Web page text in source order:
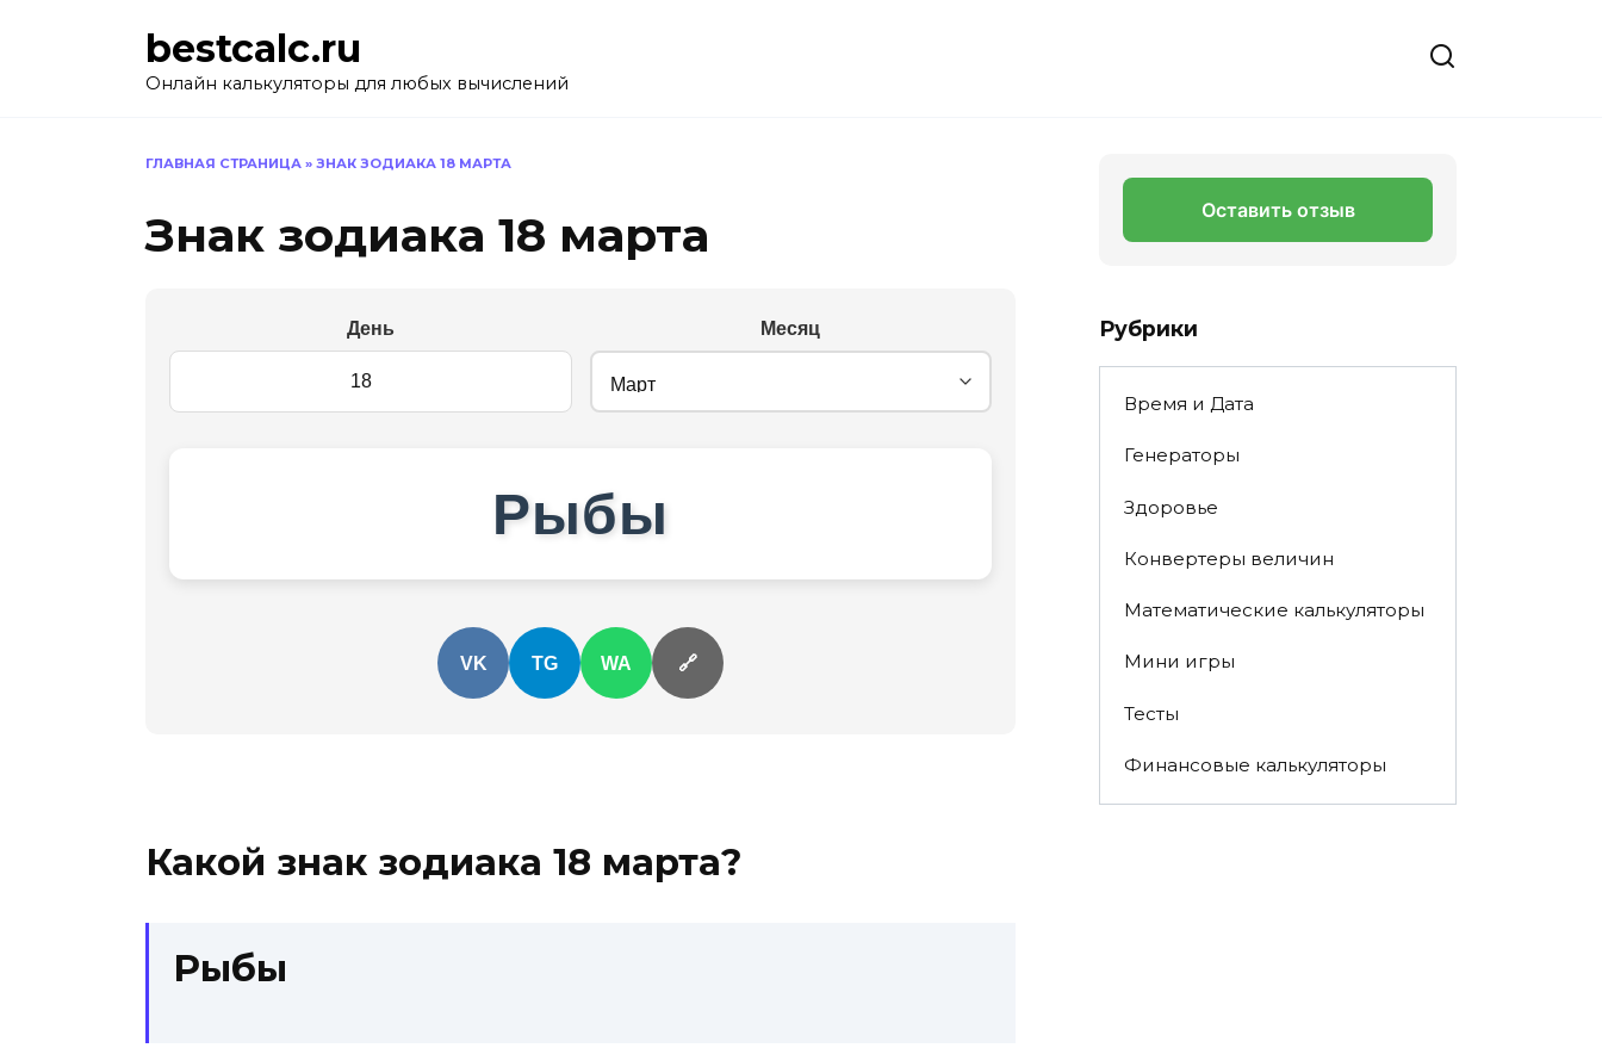
bestcalc.ru
Онлайн калькуляторы для любых вычислений
ГЛАВНАЯ СТРАНИЦА » ЗНАК ЗОДИАКА 18 МАРТА
Знак зодиака 18 марта
День Месяц
Рыбы
VK TG WA 🔗
Какой знак зодиака 18 марта?
Рыбы
Оставить отзыв
Рубрики
Время и Дата
Генераторы
Здоровье
Конвертеры величин
Математические калькуляторы
Мини игры
Тесты
Финансовые калькуляторы